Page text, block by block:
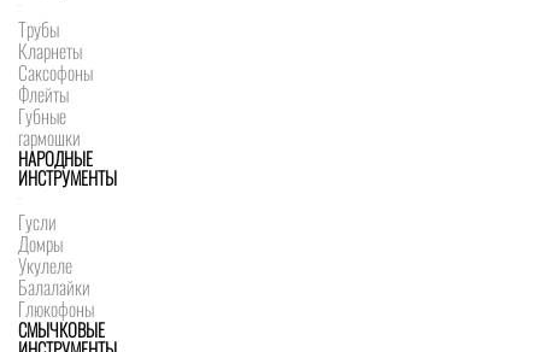
Трубы
Кларнеты
Саксофоны
Флейты
Губные
гармошки
НАРОДНЫЕ
ИНСТРУМЕНТЫ
Гусли
Домры
Укулеле
Балалайки
Глюкофоны
СМЫЧКОВЫЕ